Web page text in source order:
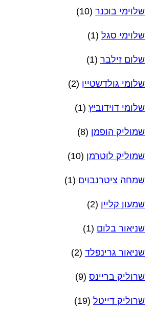
שלוימי בוכנר (10)
שלוימי סגל (1)
שלום זילבר (1)
שלומי גולדשטיין (2)
שלומי דוידוביץ (1)
שמוליק הופמן (8)
שמוליק לוטרמן (10)
שמחה ציטרנבוים (1)
שמעון קליין (2)
שניאור בלום (1)
שניאור גרינפלד (2)
שרוליק בריינס (9)
שרוליק דייטל (19)